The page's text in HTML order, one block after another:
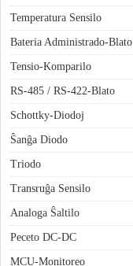
Temperatura Sensilo
Bateria Administrado-Blato
Tensio-Komparilo
RS-485 / RS-422-Blato
Schottky-Diodoj
Ŝanĝa Diodo
Triodo
Transruĝa Sensilo
Analoga Ŝaltilo
Peceto DC-DC
MCU-Monitoreo